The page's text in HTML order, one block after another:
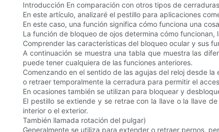
Introducción En comparación con otros tipos de
En este artículo, analizaré el pestillo para aplicaciones
En este caso, una función significa cómo funciona una
La función de bloqueo de ojos determina cómo
Comprender las características del bloqueo ocular y sus
A continuación se muestra una tabla que muestra las
puede tener cualquiera de las funciones anteriores.
Comenzando en el sentido de las agujas del reloj desde
o retraer temporalmente la cerradura para permitir el
En ocasiones también se utilizan para bloquear y
El pestillo se extiende y se retrae con la llave o la llave
interior o el exterior.
También llamada rotación del pulgar)
Generalmente se utiliza para extender o retraer pernos,